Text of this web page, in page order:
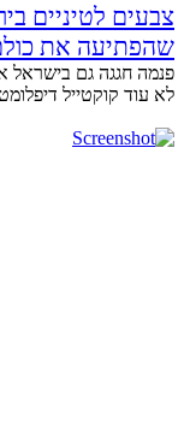
צבעים לטיניים
שהפתיעה את
פנמה חגגה גם בישראל
לא עוד קוקטייל